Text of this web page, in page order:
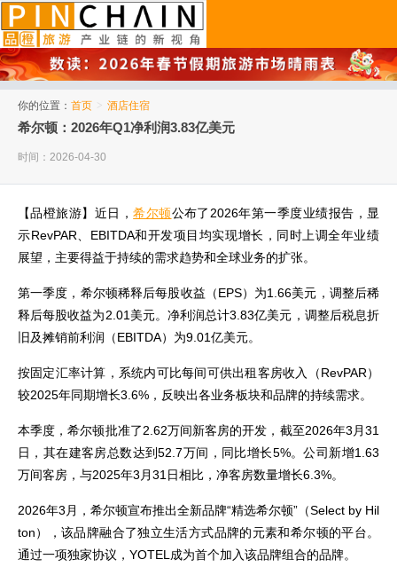
你的位置： 首页 > 酒店住宿
希尔顿：2026年Q1净利润3.83亿美元
时间：2026-04-30
【品橙旅游】近日，希尔顿公布了2026年第一季度业绩报告，显
示RevPAR、EBITDA和开发项目均实现增长，同时上调全年业绩
展望，主要得益于持续的需求趋势和全球业务的扩张。
第一季度，希尔顿稀释后每股收益（EPS）为1.66美元，调整后稀
释后每股收益为2.01美元。净利润总计3.83亿美元，调整后税息折
旧及摊销前利润（EBITDA）为9.01亿美元。
按固定汇率计算，系统内可比每间可供出租客房收入（RevPAR）
较2025年同期增长3.6%，反映出各业务板块和品牌的持续需求。
本季度，希尔顿批准了2.62万间新客房的开发，截至2026年3月31
日，其在建客房总数达到52.7万间，同比增长5%。公司新增1.63
万间客房，与2025年3月31日相比，净客房数量增长6.3%。
2026年3月，希尔顿宣布推出全新品牌“精选希尔顿”（Select by Hil
ton），该品牌融合了独立生活方式品牌的元素和希尔顿的平台。
通过一项独家协议，YOTEL成为首个加入该品牌组合的品牌。